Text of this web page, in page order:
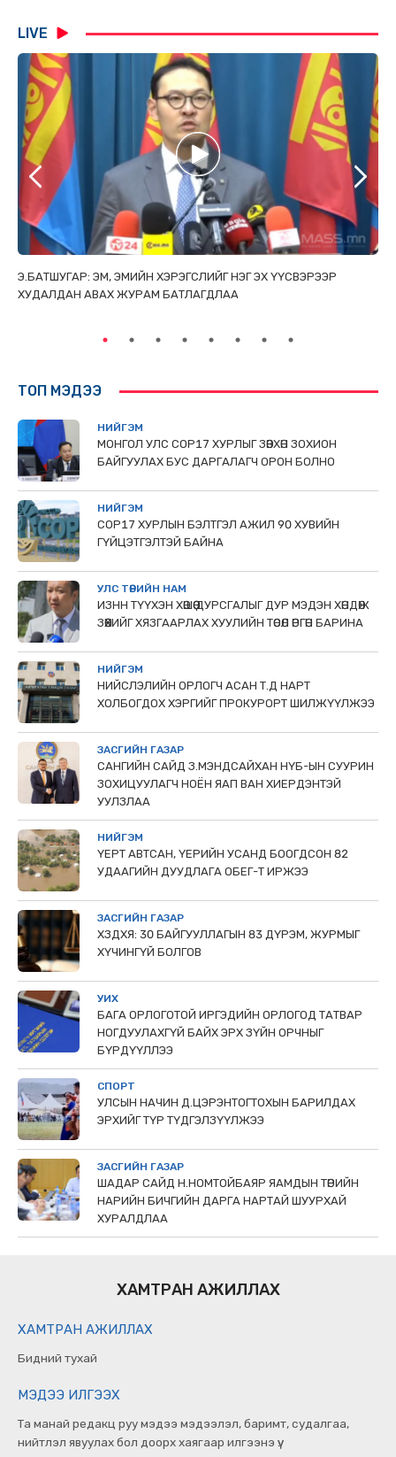
LIVE
Э.БАТШУГАР: ЭМ, ЭМИЙН ХЭРЭГСЛИЙГ НЭГ ЭХ ҮҮСВЭРЭЭР
ХУДАЛДАН АВАХ ЖУРАМ БАТЛАГДЛАА
ТОП МЭДЭЭ
НИЙГЭМ
МОНГОЛ УЛС СОР17 ХУРЛЫГ ЗӨВХӨН ЗОХИОН
БАЙГУУЛАХ БУС ДАРГАЛАГЧ ОРОН БОЛНО
НИЙГЭМ
COP17 ХУРЛЫН БЭЛТГЭЛ АЖИЛ 90 ХУВИЙН
ГҮЙЦЭТГЭЛТЭЙ БАЙНА
УЛС ТӨРИЙН НАМ
ИЗНН ТҮҮХЭН ХӨШӨӨ ДУРСГАЛЫГ ДУР МЭДЭН ХӨНДӨЖ
ЗӨӨХИЙГ ХЯЗГААРЛАХ ХУУЛИЙН ТӨСӨЛ ӨРГӨН БАРИНА
НИЙГЭМ
НИЙСЛЭЛИЙН ОРЛОГЧ АСАН Т.Д НАРТ
ХОЛБОГДОХ ХЭРГИЙГ ПРОКУРОРТ ШИЛЖҮҮЛЖЭЭ
ЗАСГИЙН ГАЗАР
САНГИЙН САЙД З.МЭНДСАЙХАН НҮБ-ЫН СУУРИН
ЗОХИЦУУЛАГЧ НОЁН ЯАП ВАН ХИЕРДЭНТЭЙ
УУЛЗЛАА
НИЙГЭМ
ҮЕРТ АВТСАН, ҮЕРИЙН УСАНД БООГДСОН 82
УДААГИЙН ДУУДЛАГА ОБЕГ-Т ИРЖЭЭ
ЗАСГИЙН ГАЗАР
ХЗДХЯ: 30 БАЙГУУЛЛАГЫН 83 ДҮРЭМ, ЖУРМЫГ
ХҮЧИНГҮЙ БОЛГОВ
УИХ
БАГА ОРЛОГОТОЙ ИРГЭДИЙН ОРЛОГОД ТАТВАР
НОГДУУЛАХГҮЙ БАЙХ ЭРХ ЗҮЙН ОРЧНЫГ
БҮРДҮҮЛЛЭЭ
СПОРТ
УЛСЫН НАЧИН Д.ЦЭРЭНТОГТОХЫН БАРИЛДАХ
ЭРХИЙГ ТҮР ТҮДГЭЛЗҮҮЛЖЭЭ
ЗАСГИЙН ГАЗАР
ШАДАР САЙД Н.НОМТОЙБАЯР ЯАМДЫН ТӨРИЙН
НАРИЙН БИЧГИЙН ДАРГА НАРТАЙ ШУУРХАЙ
ХУРАЛДЛАА
ХАМТРАН АЖИЛЛАХ
ХАМТРАН АЖИЛЛАХ
Бидний тухай
МЭДЭЭ ИЛГЭЭХ
Та манай редакц руу мэдээ мэдээлэл, баримт, судалгаа,
нийтлэл явуулах бол доорх хаягаар илгээнэ үү.